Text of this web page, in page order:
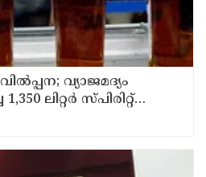
വ്യാജമദ്യം
ലിറ്റർ സ്പിരിറ്റ്